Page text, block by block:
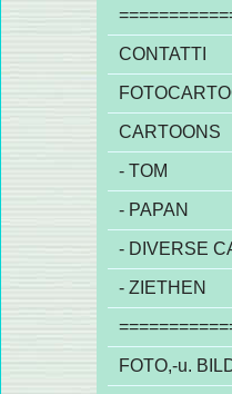
CONTATTI
CARTOONS
- TOM
- PAPAN
- DIVERSE
- ZIETHEN
FOTO,-u.